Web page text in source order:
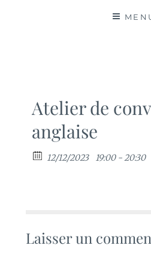
Atelier de
anglaise
12/12/2023 19:00 - 20:30
Laisser un